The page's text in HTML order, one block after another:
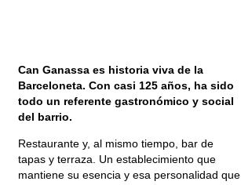
Can Ganassa es historia viva de la
Barceloneta. Con casi 125 años, ha sido
todo un referente gastronómico y social
del barrio.
Restaurante y, al mismo tiempo, bar de
tapas y terraza. Un establecimiento que
mantiene su esencia y esa personalidad que